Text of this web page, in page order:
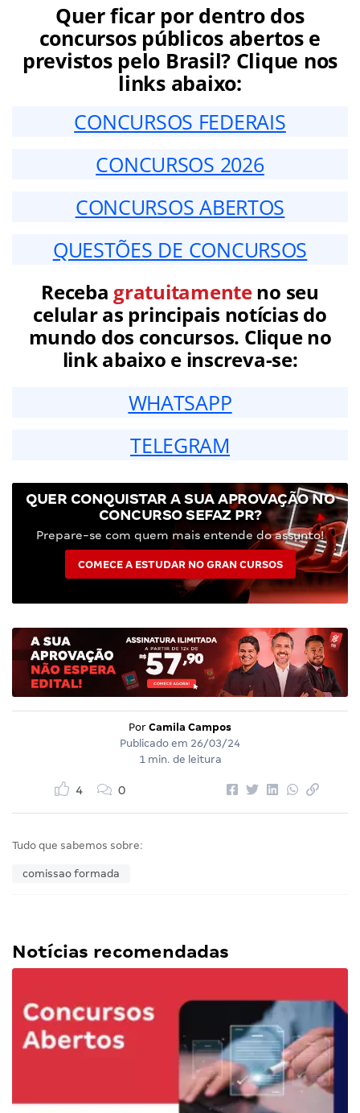
Quer ficar por dentro dos
concursos públicos abertos e
previstos pelo Brasil? Clique nos
links abaixo:
CONCURSOS FEDERAIS
CONCURSOS 2026
CONCURSOS ABERTOS
QUESTÕES DE CONCURSOS
Receba gratuitamenteno seu
celular as principais notícias do
mundo dos concursos. Clique no
link abaixo e inscreva-se:
WHATSAPP
TELEGRAM
QUER CONQUISTAR A SUA APROVAÇÃO NO
CONCURSO SEFAZ PR?
Prepare-se com quem mais entende do assunto!
COMECE A ESTUDAR NO GRAN CURSOS
Por Camila Campos
Publicado em 26/03/24
1 min. de leitura
4 0
Tudo que sabemos sobre:
comissao formada
Notícias recomendadas